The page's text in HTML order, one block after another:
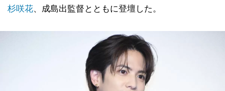
杉咲花、成島出監督とともに登壇した。